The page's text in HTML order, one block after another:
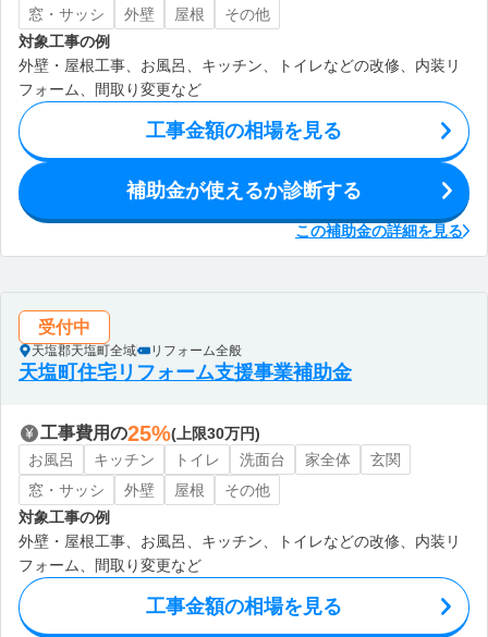
窓・サッシ
外壁 屋根
その他
対象工事の例
外壁・屋根工事、お風呂、キッチン、トイレなどの改修、内装リ
フォーム、間取り変更など
工事金額の相場を見る
補助金が使えるか診断する
この補助金の詳細を見る
受付中
天塩郡天塩町全域 リフォーム全般
天塩町住宅リフォーム支援事業補助金
工事費用の25%(上限30万円)
お風呂
キッチン トイレ 洗面台 家全体
玄関
窓・サッシ
外壁 屋根
その他
対象工事の例
外壁・屋根工事、お風呂、キッチン、トイレなどの改修、内装リ
フォーム、間取り変更など
工事金額の相場を見る